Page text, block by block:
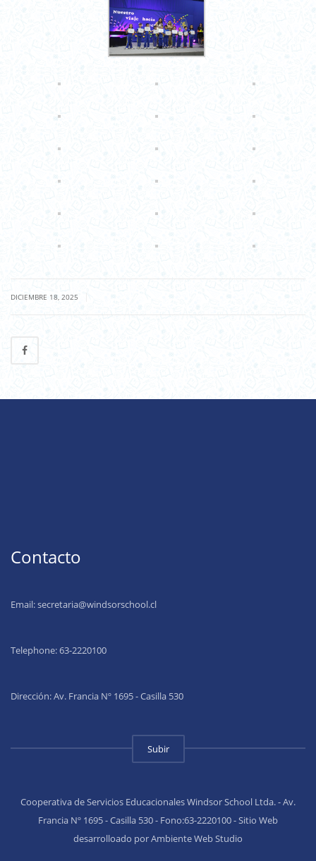
DICIEMBRE 18, 2025
Contacto
Email:secretaria@windsorschool.cl
Telephone: 63-2220100
Dirección: Av. Francia Nº 1695 - Casilla 530
Subir
Cooperativa de Servicios Educacionales Windsor School Ltda. - Av.
Francia Nº 1695 - Casilla 530 - Fono:63-2220100 - Sitio Web
desarrolloado por Ambiente Web Studio